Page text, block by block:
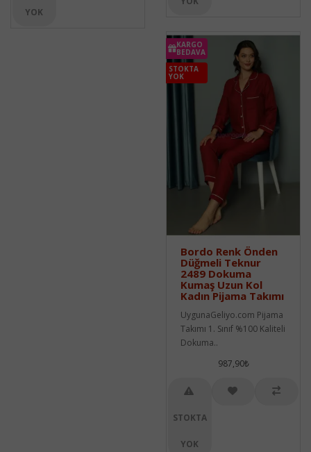
YOK
KARGO
BEDAVA
STOKTA
YOK
Bordo Renk Önden
Düğmeli Teknur
2489 Dokuma
Kumaş Uzun Kol
Kadın Pijama Takımı
UygunaGeliyo.com Pijama
Takımı 1. Sınıf %100 Kaliteli
Dokuma..
987,90₺
STOKTA
YOK